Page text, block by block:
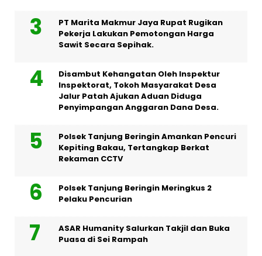
PT Marita Makmur Jaya Rupat Rugikan
Pekerja Lakukan Pemotongan Harga
Sawit Secara Sepihak.
Disambut Kehangatan Oleh Inspektur
Inspektorat, Tokoh Masyarakat Desa
Jalur Patah Ajukan Aduan Diduga
Penyimpangan Anggaran Dana Desa.
Polsek Tanjung Beringin Amankan Pencuri
Kepiting Bakau, Tertangkap Berkat
Rekaman CCTV
Polsek Tanjung Beringin Meringkus 2
Pelaku Pencurian
ASAR Humanity Salurkan Takjil dan Buka
Puasa di Sei Rampah